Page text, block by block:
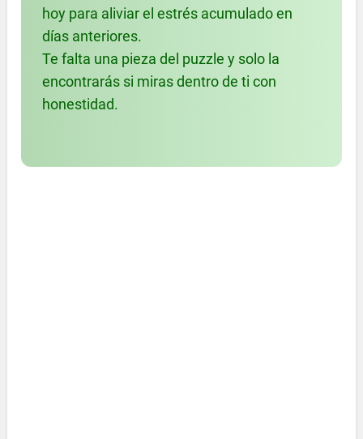
hoy para aliviar el estrés acumulado en
días anteriores.
Te falta una pieza del puzzle y solo la
encontrarás si miras dentro de ti con
honestidad.